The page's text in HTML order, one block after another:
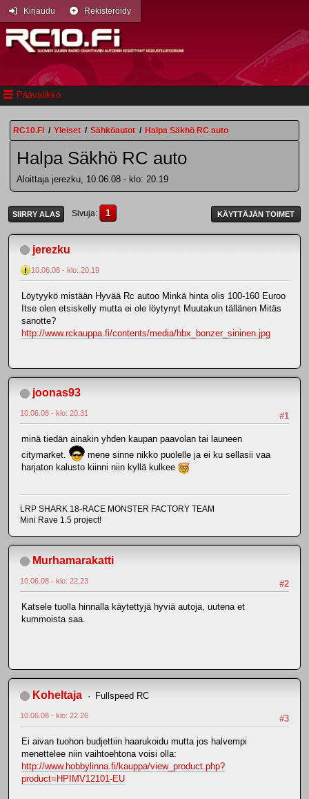
Päävalikko
Kirjaudu Rekisteröidy
RC10.FI / Yleiset / Sähköautot / Halpa Säkhö RC auto
Halpa Säkhö RC auto
Aloittaja jerezku, 10.06.08 - klo: 20.19
SIIRRY ALAS Sivuja 1 KÄYTTÄJÄN TOIMET
jerezku
10.06.08 - klo: 20.19
Löytyykö mistään Hyvää Rc autoo Minkä hinta olis 100-160 Euroo
Itse olen etsiskelly mutta ei ole löytynyt Muutakun tällänen Mitäs
sanotte?
http://www.rckauppa.fi/contents/media/hbx_bonzer_sininen.jpg
joonas93
#1
10.06.08 - klo: 20.31
minä tiedän ainakin yhden kaupan paavolan tai launeen
citymarket.
mene sinne nikko puolelle ja ei ku sellasii vaa
harjaton kalusto kiinni niin kyllä kulkee
LRP SHARK 18-RACE MONSTER FACTORY TEAM
Mini Rave 1.5 project!
Murhamarakatti
#2
10.06.08 - klo: 22.23
Katsele tuolla hinnalla käytettyjä hyviä autoja, uutena et
kummoista saa.
Koheltaja Fullspeed RC
#3
10.06.08 - klo: 22.26
Ei aivan tuohon budjettiin haarukoidu mutta jos halvempi
menettelee niin vaihtoehtona voisi olla:
http://www.hobbylinna.fi/kauppa/view_product.php?
product=HPIMV12101-EU